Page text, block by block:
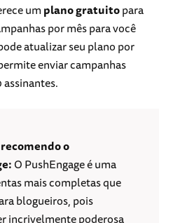
umplano gratuitopara
por mês para você
atualizar seu plano por
enviar campanhas
o
O PushEngage é uma
mais completas que
blogueiros, pois
incrivelmente poderosa